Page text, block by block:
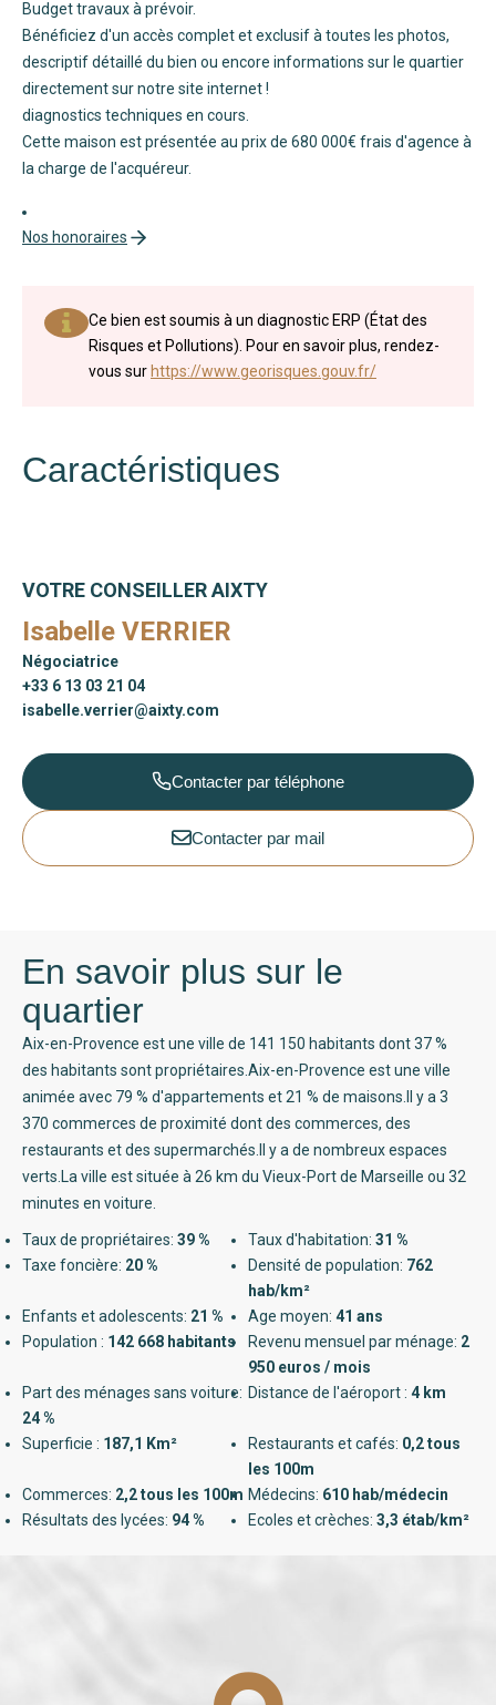
Budget travaux à prévoir.
Bénéficiez d'un accès complet et exclusif à toutes les photos,
descriptif détaillé du bien ou encore informations sur le quartier
directement sur notre site internet !
diagnostics techniques en cours.
Cette maison est présentée au prix de 680 000€ frais d'agence à
la charge de l'acquéreur.
Nos honoraires
Ce bien est soumis à un diagnostic ERP (État des
Risques et Pollutions). Pour en savoir plus, rendez-
vous surhttps://www.georisques.gouv.fr/
Caractéristiques
VOTRE CONSEILLER AIXTY
Isabelle VERRIER
Négociatrice
+33 6 13 03 21 04
isabelle.verrier@aixty.com
Contacter par téléphone
Contacter par mail
En savoir plus sur le
quartier
Aix-en-Provence est une ville de 141 150 habitants dont 37 %
des habitants sont propriétaires.Aix-en-Provence est une ville
animée avec 79 % d'appartements et 21 % de maisons.Il y a 3
370 commerces de proximité dont des commerces, des
restaurants et des supermarchés.Il y a de nombreux espaces
verts.La ville est située à 26 km du Vieux-Port de Marseille ou 32
minutes en voiture.
Taux de propriétaires: 39 % Taux d'habitation: 31 %
Taxe foncière: 20 % Densité de population: 762
hab/km²
Enfants et adolescents: 21 % Age moyen: 41 ans
Population : 142 668 habitants Revenu mensuel par ménage: 2
950 euros / mois
Part des ménages sans voiture:
24 %
Distance de l'aéroport : 4 km
Superficie : 187,1 Km² Restaurants et cafés: 0,2 tous
les 100m
Commerces: 2,2 tous les 100m Médecins: 610 hab/médecin
Résultats des lycées: 94 % Ecoles et crèches: 3,3 étab/km²